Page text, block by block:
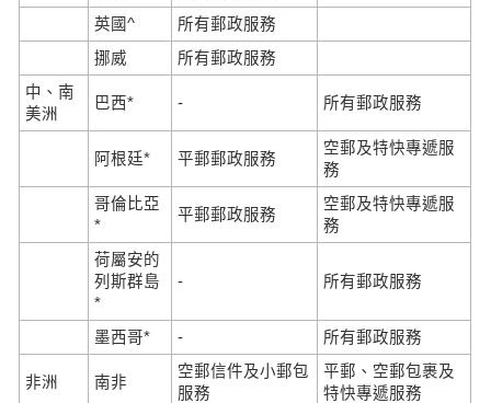
英國^
所有郵政服務
挪威
所有郵政服務
中、南
美洲
巴西* - 所有郵政服務
阿根廷* 平郵郵政服務
空郵及特快專遞服
務
哥倫比亞
*
平郵郵政服務
空郵及特快專遞服
務
荷屬安的
列斯群島
*
- 所有郵政服務
墨西哥* - 所有郵政服務
非洲 南非
空郵信件及小郵包
服務
平郵、空郵包裹及
特快專遞服務